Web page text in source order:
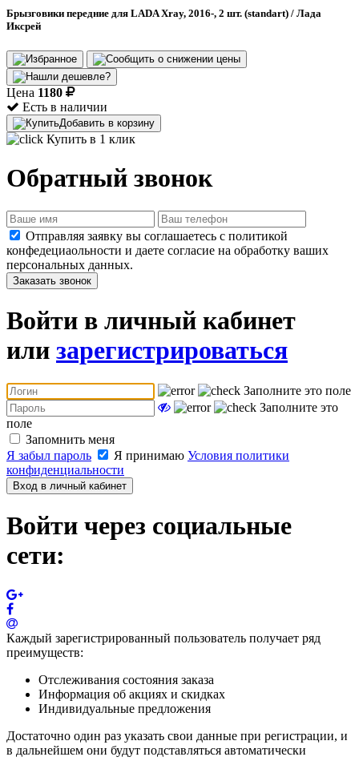
Брызговики передние для LADA Xray, 2016-, 2 шт. (standart) / Лада
Иксрей
Цена 1180
Есть в наличии
Добавить в корзину
Купить в 1 клик
Обратный звонок
Отправляя заявку вы соглашаетесь с политикой
конфедециаольности и даете согласие на обработку ваших
персональных данных.
Заказать звонок
Войти в личный кабинет
или зарегистрироваться
Заполните это поле
Заполните это
поле
Запомнить меня
Я забыл пароль
Я принимаю Условия политики
конфиденциальности
Вход в личный кабинет
Войти через социальные
сети:
Каждый зарегистрированный пользователь получает ряд
преимуществ:
Отслеживания состояния заказа
Информация об акциях и скидках
Индивидуальные предложения
Достаточно один раз указать свои данные при регистрации, и
в дальнейшем они будут подставляться автоматически